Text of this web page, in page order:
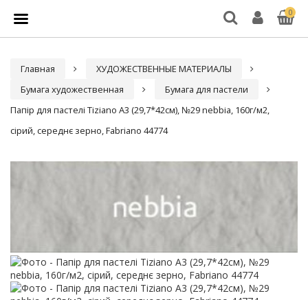
0
Главная
ХУДОЖЕСТВЕННЫЕ МАТЕРИАЛЫ
Бумага художественная
Бумага для пастели
Папір для пастелі Tiziano A3 (29,7*42см), №29 nebbia, 160г/м2,
сірий, середнє зерно, Fabriano 44774